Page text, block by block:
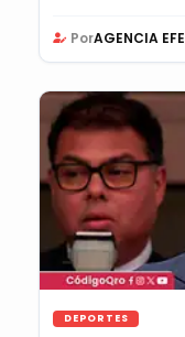
PorAGENCIA EFE
DEPORTES